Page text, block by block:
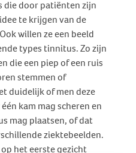
die door patiënten zijn
te krijgen van de
willen ze een beeld
types tinnitus. Zo zijn
die een piep of een ruis
stemmen of
duidelijk of men deze
kam mag scheren en
mag plaatsen, of dat
ziektebeelden.
het eerste gezicht